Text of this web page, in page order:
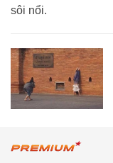
sôi nổi.